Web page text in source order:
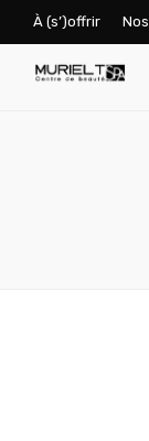
À (s’)offrir